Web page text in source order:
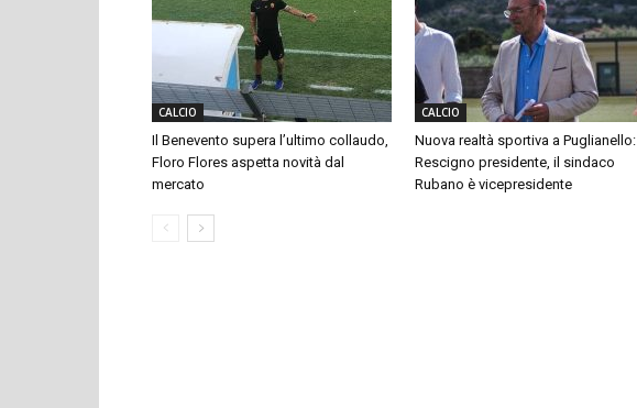
CALCIO
Il Benevento supera l’ultimo collaudo,
Floro Flores aspetta novità dal
mercato
CALCIO
Nuova realtà sportiva a Puglianello:
Rescigno presidente, il sindaco
Rubano è vicepresidente